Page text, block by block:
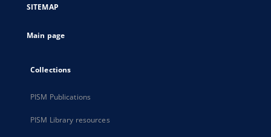
new
SITEMAP
Main page
Collections
PISM Publications
PISM Library resources